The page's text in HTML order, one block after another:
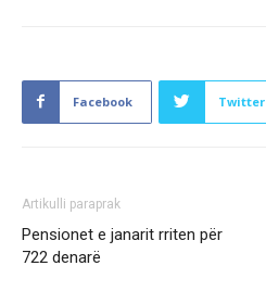
Facebook Twitter
Artikulli paraprak
Pensionet e janarit rriten për
722 denarë